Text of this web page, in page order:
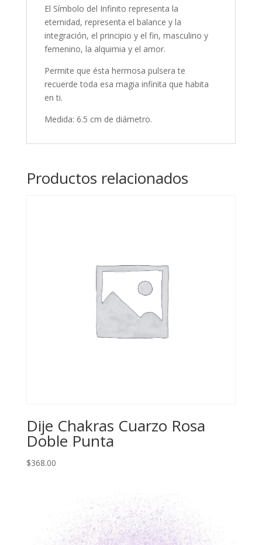
El Símbolo del Infinito representa la
eternidad, representa el balance y la
integración, el principio y el fin, masculino y
femenino, la alquimia y el amor.
Permite que ésta hermosa pulsera te
recuerde toda esa magia infinita que habita
en ti.
Medida: 6.5 cm de diámetro.
Productos relacionados
Dije Chakras Cuarzo Rosa
Doble Punta
$368.00